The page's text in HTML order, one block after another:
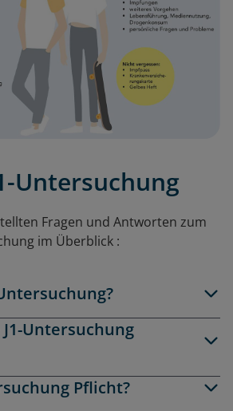
Untersuchung
Fragen und Antworten zum
im Überblick :
Untersuchung
Pflicht?